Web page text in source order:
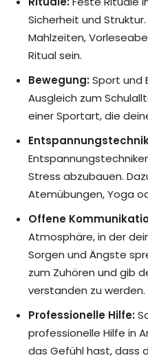
Sicherheit und
Mahlzeiten,
Ritual sein.
Bewegung:Sport und
Ausgleich zum
einer Sportart, die
Stress abzubauen.
Atemübungen, Yoga
Offene
Atmosphäre, in der
Sorgen und Ängste
zum Zuhören und gib
verstanden zu werden.
Professionelle Hilfe:
professionelle Hilfe in
das Gefühl hast, dass